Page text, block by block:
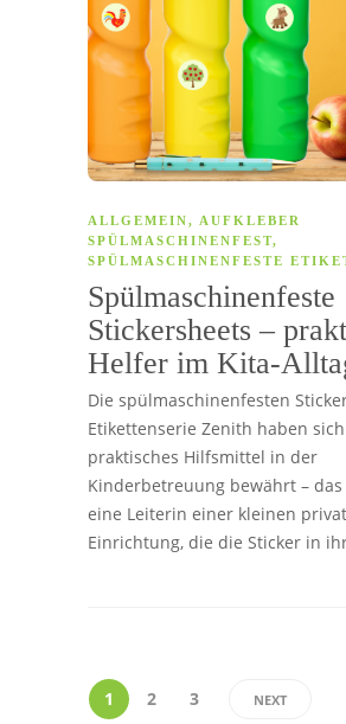
ALLGEMEIN, AUFKLEBER
SPÜLMASCHINENFEST,
SPÜLMASCHINENFESTE
Spülmaschinenfeste
Stickersheets –
Helfer im Kita-
Die spülmaschinenfesten
Etikettenserie Zenith haben
praktisches Hilfsmittel in der
Kinderbetreuung bewährt –
eine Leiterin einer kleinen
Einrichtung, die die Sticker in
1 2 3 NEXT